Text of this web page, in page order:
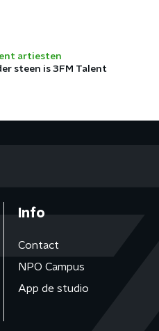
artiesten
steen is 3FM Talent
Info
Contact
NPO Campus
App de studio